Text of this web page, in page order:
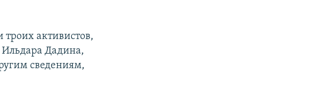
активистов,
Дадина,
сведениям,